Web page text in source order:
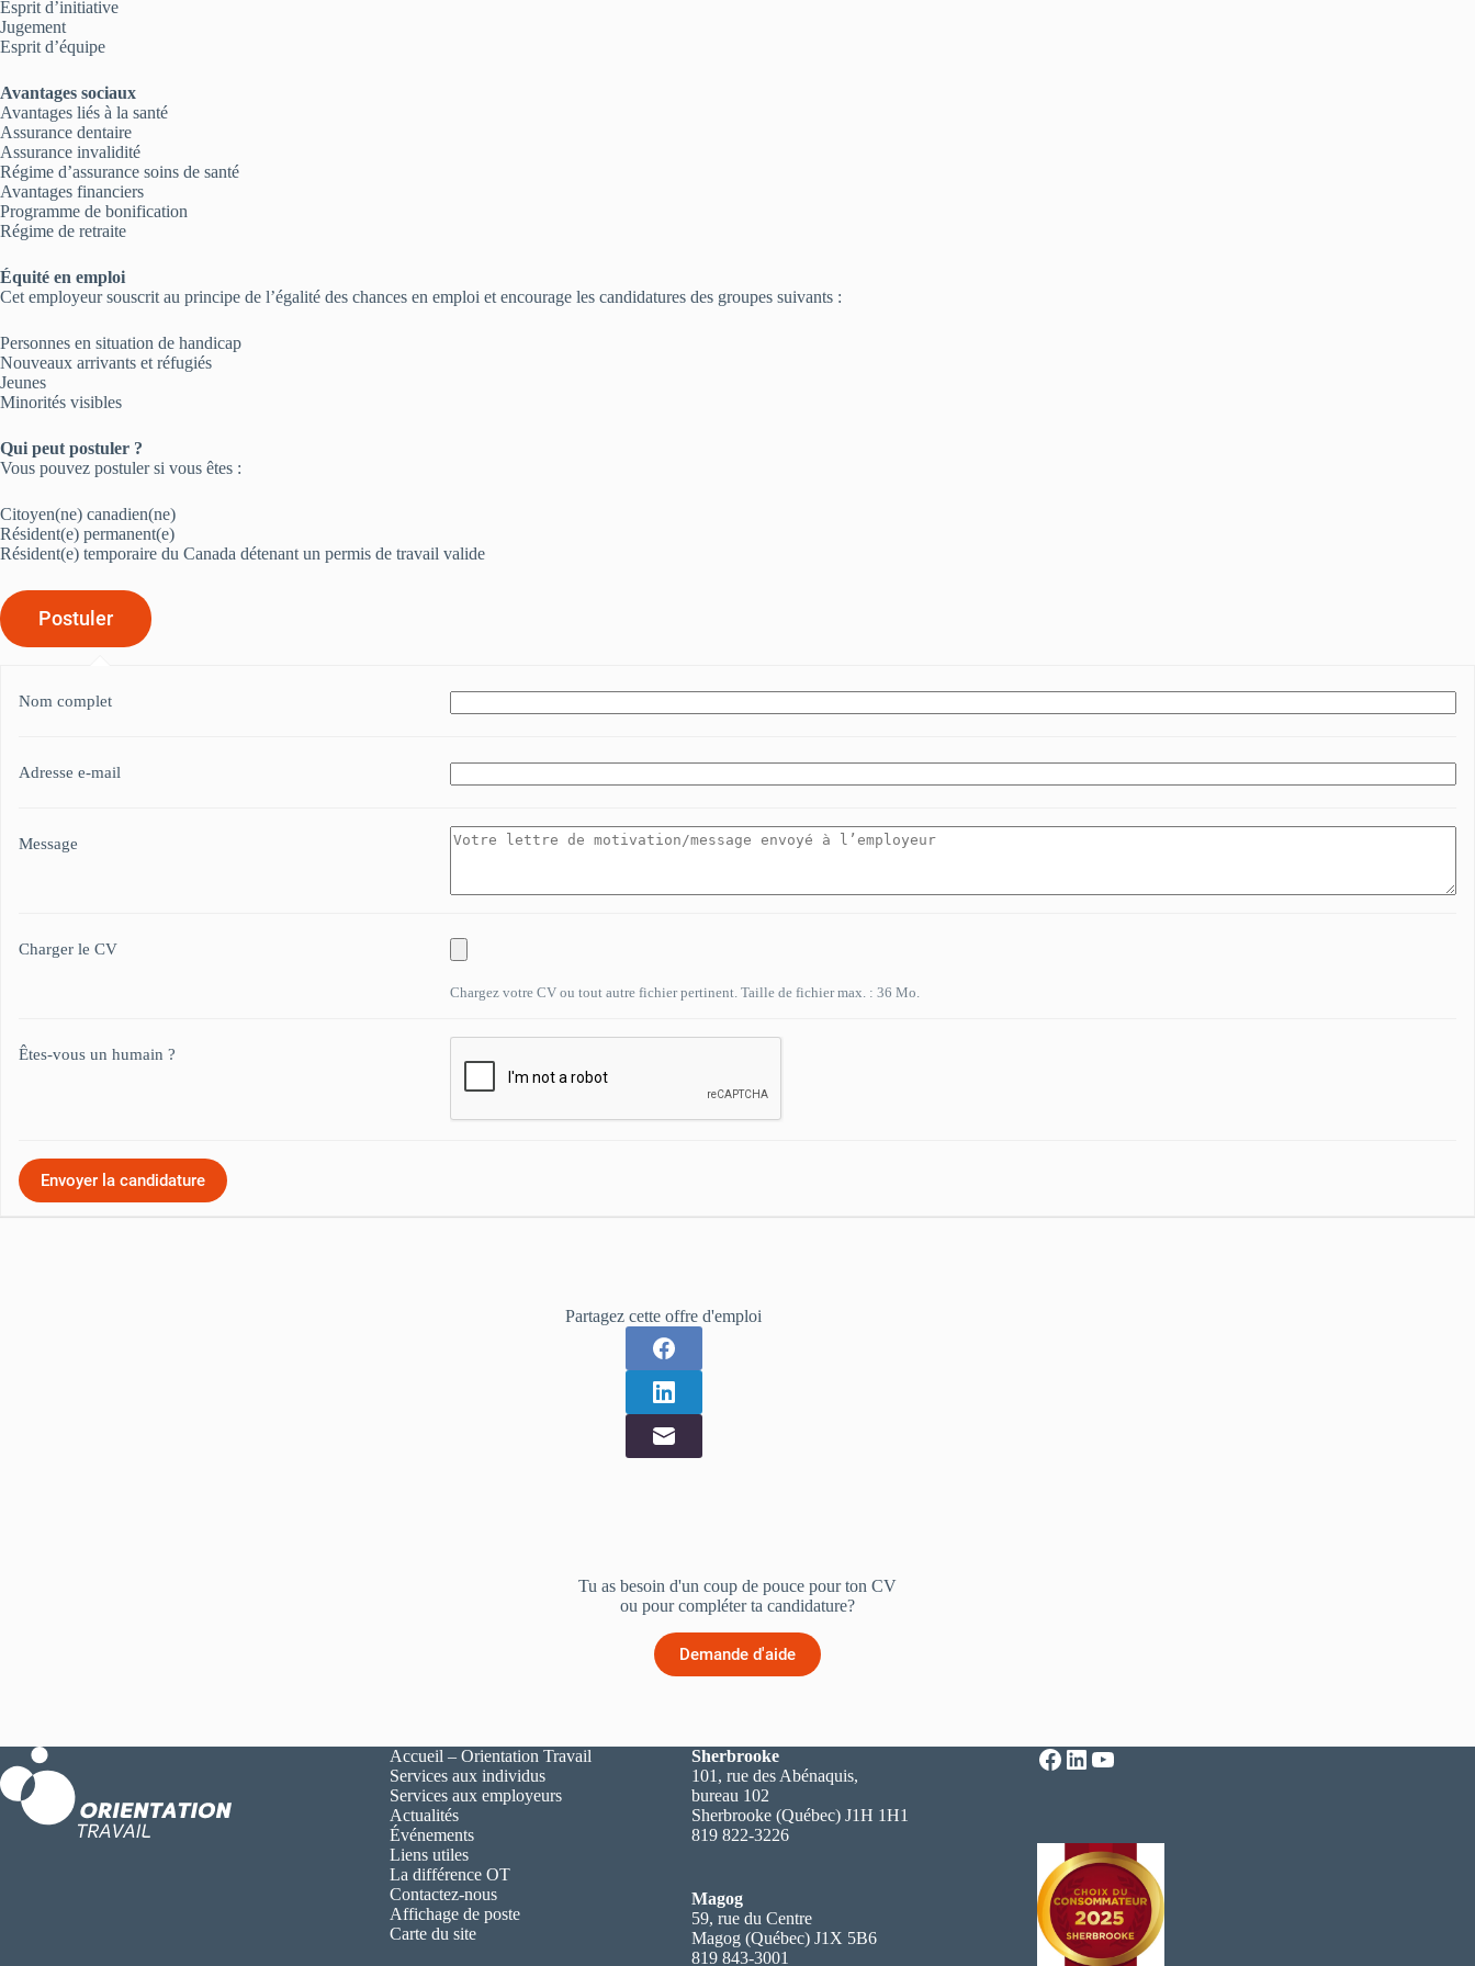
Esprit d’initiative
Jugement
Esprit d’équipe
Avantages sociaux
Avantages liés à la santé
Assurance dentaire
Assurance invalidité
Régime d’assurance soins de santé
Avantages financiers
Programme de bonification
Régime de retraite
Équité en emploi
Cet employeur souscrit au principe de l’égalité des chances en emploi et encourage les candidatures des groupes suivants :
Personnes en situation de handicap
Nouveaux arrivants et réfugiés
Jeunes
Minorités visibles
Qui peut postuler ?
Vous pouvez postuler si vous êtes :
Citoyen(ne) canadien(ne)
Résident(e) permanent(e)
Résident(e) temporaire du Canada détenant un permis de travail valide
Nom complet
Adresse e-mail
Message
Charger le CV
Chargez votre CV ou tout autre fichier pertinent. Taille de fichier max. : 36 Mo.
Êtes-vous un humain ?
Partagez cette offre d'emploi
Tu as besoin d'un coup de pouce pour ton CV
ou pour compléter ta candidature?
Demande d'aide
Accueil – Orientation Travail
Services aux individus
Services aux employeurs
Actualités
Événements
Liens utiles
La différence OT
Contactez-nous
Affichage de poste
Carte du site
Sherbrooke
101, rue des Abénaquis,
bureau 102
Sherbrooke (Québec) J1H 1H1
819 822-3226
Magog
59, rue du Centre
Magog (Québec) J1X 5B6
819 843-3001
Facebook
LinkedIn
YouTube